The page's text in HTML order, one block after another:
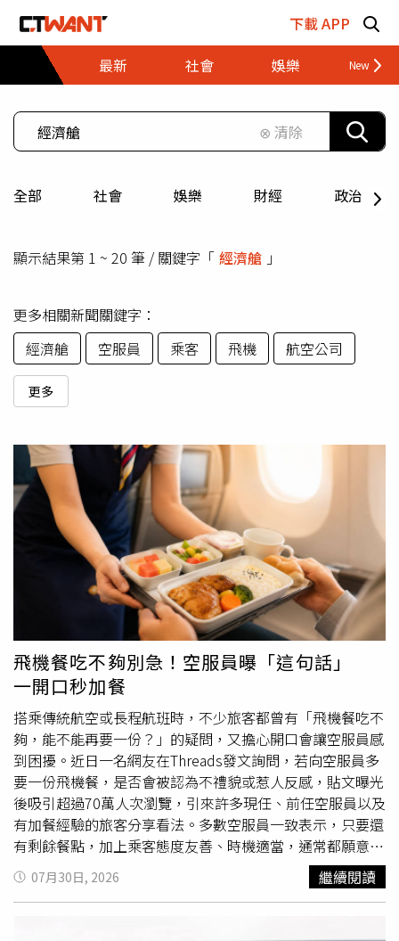
下載 APP
最新
社會 娛樂 財經
⊗ 清除
全部 社會 娛樂 財經 政治
顯示結果第 1 ~ 20 筆 / 關鍵字「 經濟艙 」
更多相關新聞關鍵字：
經濟艙
空服員 乘客 飛機 航空公司
更多
飛機餐吃不夠別急！空服員曝「這句話」
一開口秒加餐
搭乘傳統航空或長程航班時，不少旅客都曾有「飛機餐吃不
夠，能不能再要一份？」的疑問，又擔心開口會讓空服員感
到困擾。近日一名網友在Threads發文詢問，若向空服員多
要一份飛機餐，是否會被認為不禮貌或惹人反感，貼文曝光
後吸引超過70萬人次瀏覽，引來許多現任、前任空服員以及
有加餐經驗的旅客分享看法。多數空服員一致表示，只要還
有剩餘餐點，加上乘客態度友善、時機適當，通常都願意提
供。不少空服員指出，飛機餐數量雖然會依照旅客人數準
備，但仍會視航班狀況準備少量備餐，只是在送餐開始時，
機組人員無法立即得知有多少乘客會放棄用餐，因此若一開
07月30日, 2026 繼續閱讀